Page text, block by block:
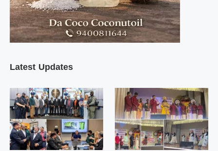
Latest Updates